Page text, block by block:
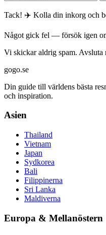
Tack! ✈️ Kolla din inkorg och
Något gick fel — försök igen
Vi skickar aldrig spam. Avsluta
gogo.se
Din guide till världens bästa
och inspiration.
Asien
Thailand
Vietnam
Japan
Sydkorea
Bali
Filippinerna
Sri Lanka
Maldiverna
Europa & Mellanöstern